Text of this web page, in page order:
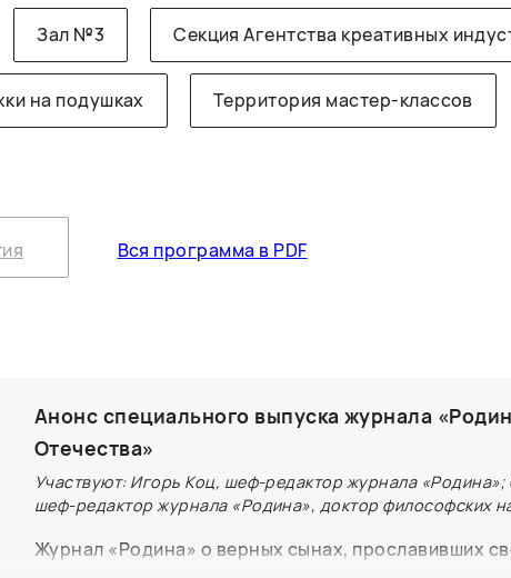
Зал №3 Секция Агентства креативных
на подушках Территория мастер-классов
Вся программа в PDF
Анонс специального выпуска журнала
Отечества»
Участвуют: Игорь Коц, шеф-редактор журнала
шеф-редактор журнала «Родина», доктор философских
Журнал «Родина» о верных сынах, прославивших